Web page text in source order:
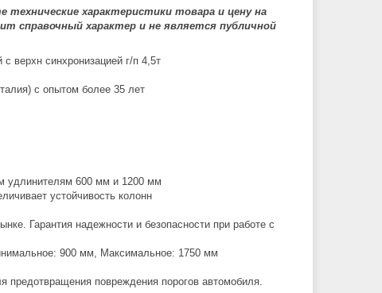
характеристики товара и цену на
справочный характер и не является публичной
верхн синхронизацией г/п 4,5т
с опытом более 35 лет
удлинителям 600 мм и 1200 мм
устойчивость колонн
Гарантия надежности и безопасности при работе с
900 мм, Максимальное: 1750 мм
предотвращения повреждения порогов автомобиля.